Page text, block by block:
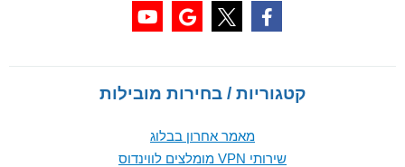
קטגוריות / בחירות מובילות
מאמר אחרון בבלוג
שירותי VPN מומלצים לווינדוס